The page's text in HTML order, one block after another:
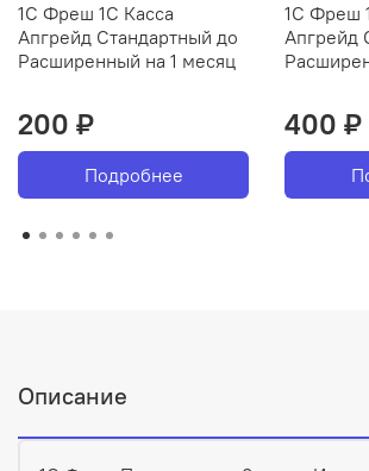
1С Фреш 1С Касса
Апгрейд Стандартный до
Расширенный на 1 месяц
200 ₽
Подробнее
1С Фреш
Апгрейд
400 ₽
Описание